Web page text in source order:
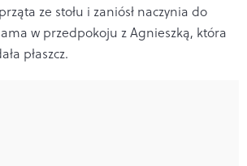
ze stołu i zaniósł naczynia do
w przedpokoju z Agnieszką, która
płaszcz.